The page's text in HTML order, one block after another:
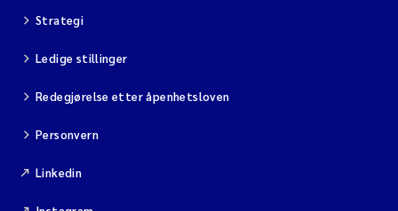
Strategi
Ledige stillinger
Redegjørelse etter åpenhetsloven
Personvern
Linkedin